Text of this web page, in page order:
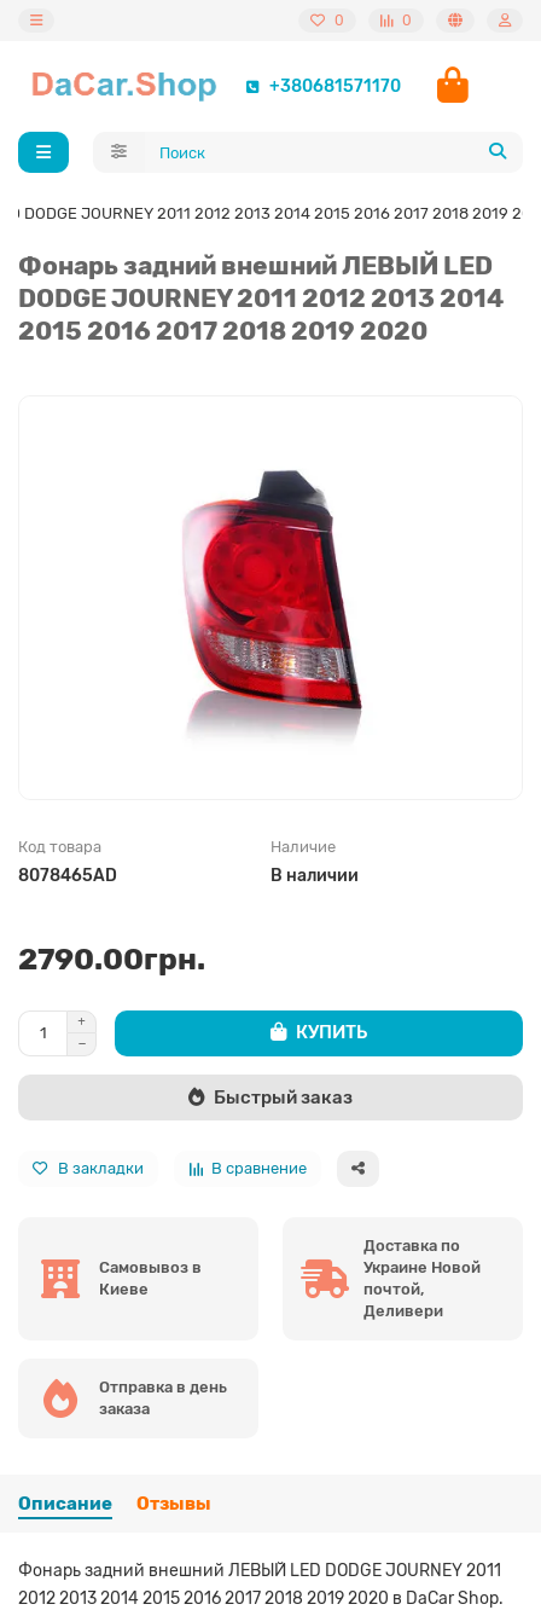
0 0
+380681571170
JOURNEY 2011 2012 2013 2014 2015 2016 2017 2018 2019
Фонарь задний внешний ЛЕВЫЙ LED
DODGE JOURNEY 2011 2012 2013 2014
2015 2016 2017 2018 2019 2020
Код товара
8078465AD
Наличие
В наличии
2790.00грн.
КУПИТЬ
Быстрый заказ
В закладки В сравнение
Самовывоз в
Киеве
Доставка по
Украине Новой
почтой,
Деливери
Отправка в день
заказа
Описание Отзывы
Фонарь задний внешний ЛЕВЫЙ LED DODGE JOURNEY 2011
2012 2013 2014 2015 2016 2017 2018 2019 2020 в DaCar Shop.